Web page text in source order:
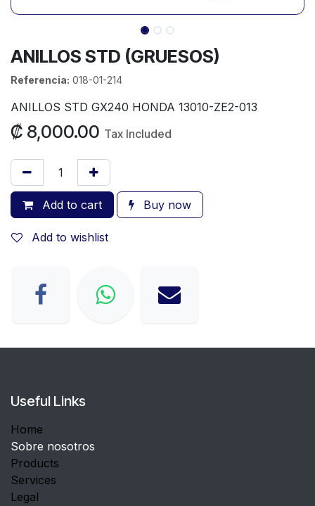
ANILLOS STD (GRUESOS)
Referencia: 018-01-214
ANILLOS STD GX240 HONDA 13010-ZE2-013
₡ 8,000.00 Tax Included
Add to cart Buy now
Add to wishlist
Useful Links
Home
Sobre nosotros
Products
Services
Legal